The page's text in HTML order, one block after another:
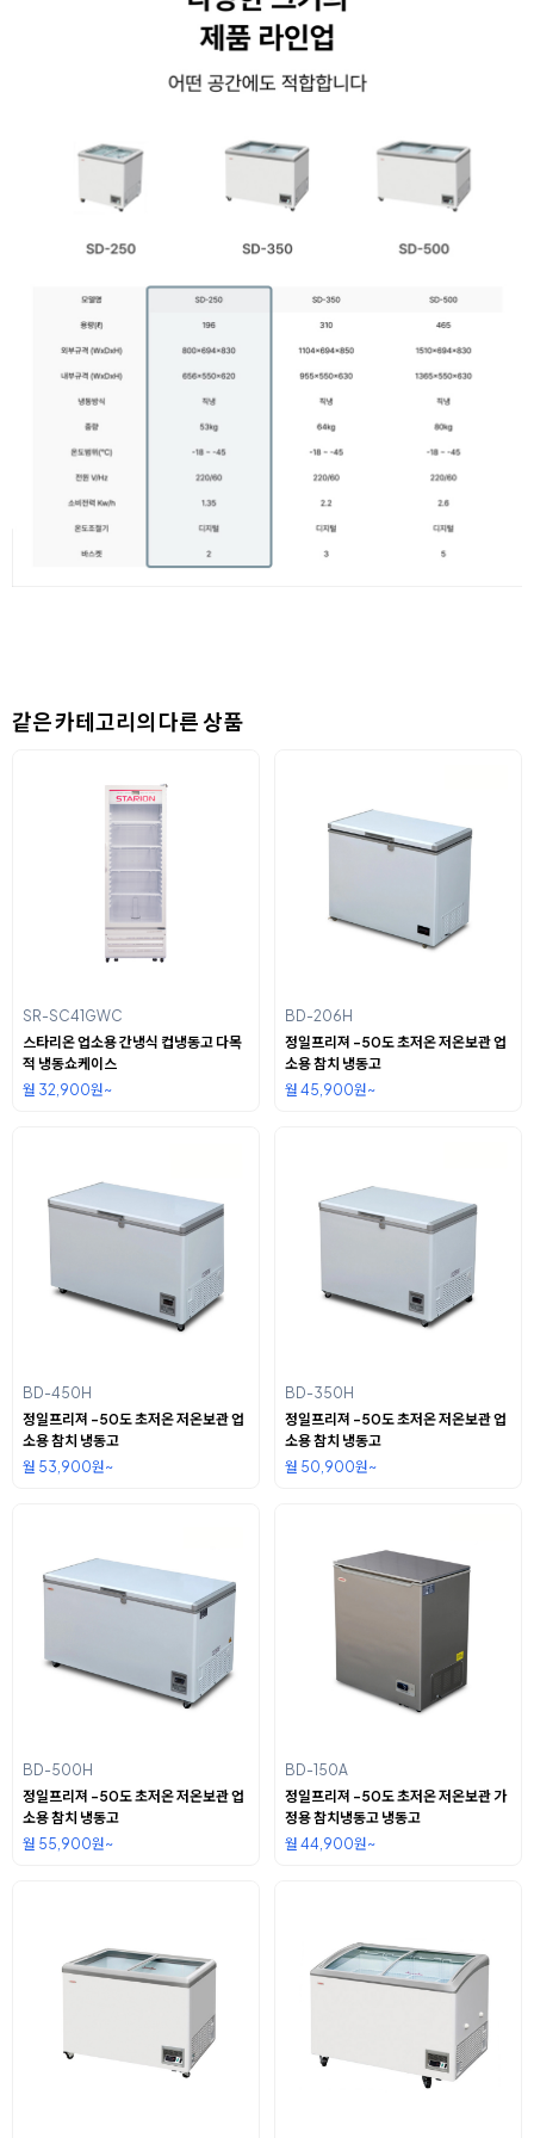
같은 카테고리의 다른 상품
SR-SC41GWC
스타리온 업소용 간냉식 컵냉동고 다목
적 냉동쇼케이스
월 32,900원~
BD-206H
정일프리져 -50도 초저온 저온보관 업
소용 참치 냉동고
월 45,900원~
BD-450H
정일프리져 -50도 초저온 저온보관 업
소용 참치 냉동고
월 53,900원~
BD-350H
정일프리져 -50도 초저온 저온보관 업
소용 참치 냉동고
월 50,900원~
BD-500H
정일프리져 -50도 초저온 저온보관 업
소용 참치 냉동고
월 55,900원~
BD-150A
정일프리져 -50도 초저온 저온보관 가
정용 참치냉동고 냉동고
월 44,900원~